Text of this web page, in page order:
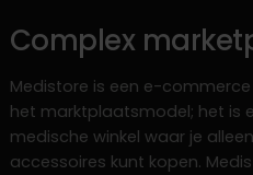
Complex
Medistore is een e-
het marktplaatsmodel; het is
medische winkel waar je
accessoires kunt kopen.